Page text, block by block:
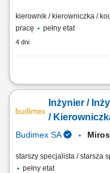
kierownik / kierowniczka /
pracę
pełny etat
4 dni
Twoje przyszłe zadania:‎
z harmonogramem oraz
współpraca przy wyborze
Inżynier /
/
Budimex SA
starszy specjalista / starsza
pełny etat